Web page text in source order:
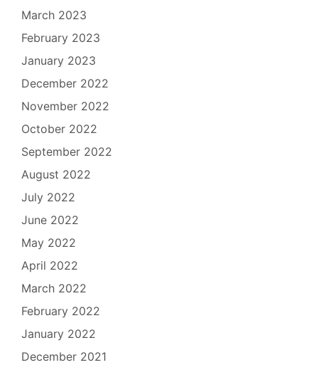
March 2023
February 2023
January 2023
December 2022
November 2022
October 2022
September 2022
August 2022
July 2022
June 2022
May 2022
April 2022
March 2022
February 2022
January 2022
December 2021